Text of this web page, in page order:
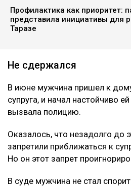
Профилактика как приоритет:
представила инициативы для
Таразе
Не сдержался
В июне мужчина пришел к
супруга, и начал настойчиво
вызвала полицию.
Оказалось, что незадолго до
запретили приближаться к
Но он этот запрет
В суде мужчина не стал